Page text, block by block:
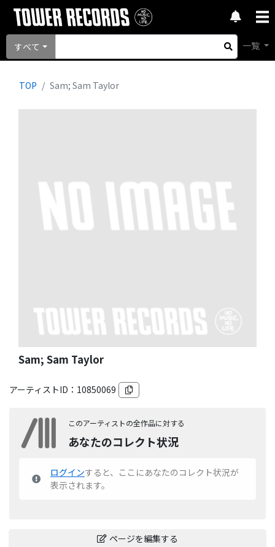
すべて 一覧
TOP Sam; Sam Taylor
Sam; Sam Taylor
アーティストID： 10850069
このアーティストの全作品に対する
あなたのコレクト状況
ログインすると、ここにあなたのコレクト状況が
表示されます。
ページを編集する